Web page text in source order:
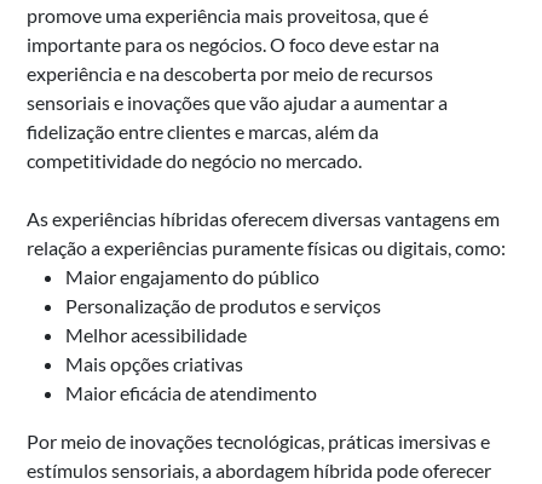
promove uma experiência mais proveitosa, que é
importante para os negócios. O foco deve estar na
experiência e na descoberta por meio de recursos
sensoriais e inovações que vão ajudar a aumentar a
fidelização entre clientes e marcas, além da
competitividade do negócio no mercado.
As experiências híbridas oferecem diversas vantagens em
relação a experiências puramente físicas ou digitais, como:
Maior engajamento do público
Personalização de produtos e serviços
Melhor acessibilidade
Mais opções criativas
Maior eficácia de atendimento
Por meio de inovações tecnológicas, práticas imersivas e
estímulos sensoriais, a abordagem híbrida pode oferecer